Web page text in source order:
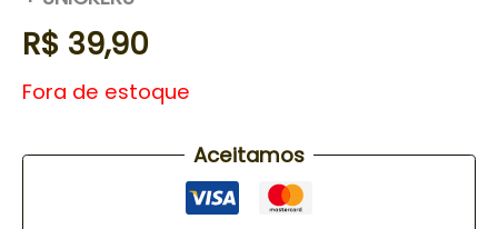
R$ 39,90
Fora de estoque
Aceitamos